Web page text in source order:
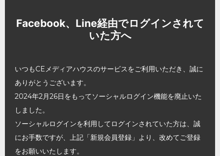
Facebook、Line経由でログインされて
いた方へ
いつもCEメディアハウスのサービスをご利用いただき、誠に
ありがとうございます。
2024年2月26日をもってソーシャルログイン機能を廃止いた
しました。
ソーシャルログインを利用してログインされていた方は、誠
にお手数ですが、上記「新規会員登録」より、改めてご登録
をお願いいたします。